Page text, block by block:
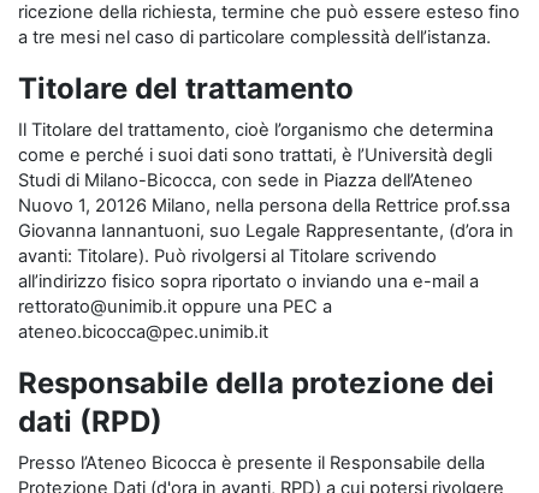
ricezione della richiesta, termine che può essere esteso fino
a tre mesi nel caso di particolare complessità dell’istanza.
Titolare del trattamento
Il Titolare del trattamento, cioè l’organismo che determina
come e perché i suoi dati sono trattati, è l’Università degli
Studi di Milano-Bicocca, con sede in Piazza dell’Ateneo
Nuovo 1, 20126 Milano, nella persona della Rettrice prof.ssa
Giovanna Iannantuoni, suo Legale Rappresentante, (d’ora in
avanti: Titolare). Può rivolgersi al Titolare scrivendo
all’indirizzo fisico sopra riportato o inviando una e-mail a
rettorato@unimib.it oppure una PEC a
ateneo.bicocca@pec.unimib.it
Responsabile della protezione dei
dati (RPD)
Presso l’Ateneo Bicocca è presente il Responsabile della
Protezione Dati (d'ora in avanti, RPD) a cui potersi rivolgere